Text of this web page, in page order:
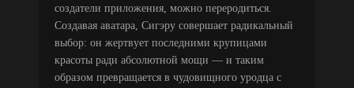
создатели приложения, можно переродиться.
Создавая аватара, Сигэру совершает радикальный
выбор: он жертвует последними крупицами
красоты ради абсолютной мощи — и таким
образом превращается в чудовищного уродца с